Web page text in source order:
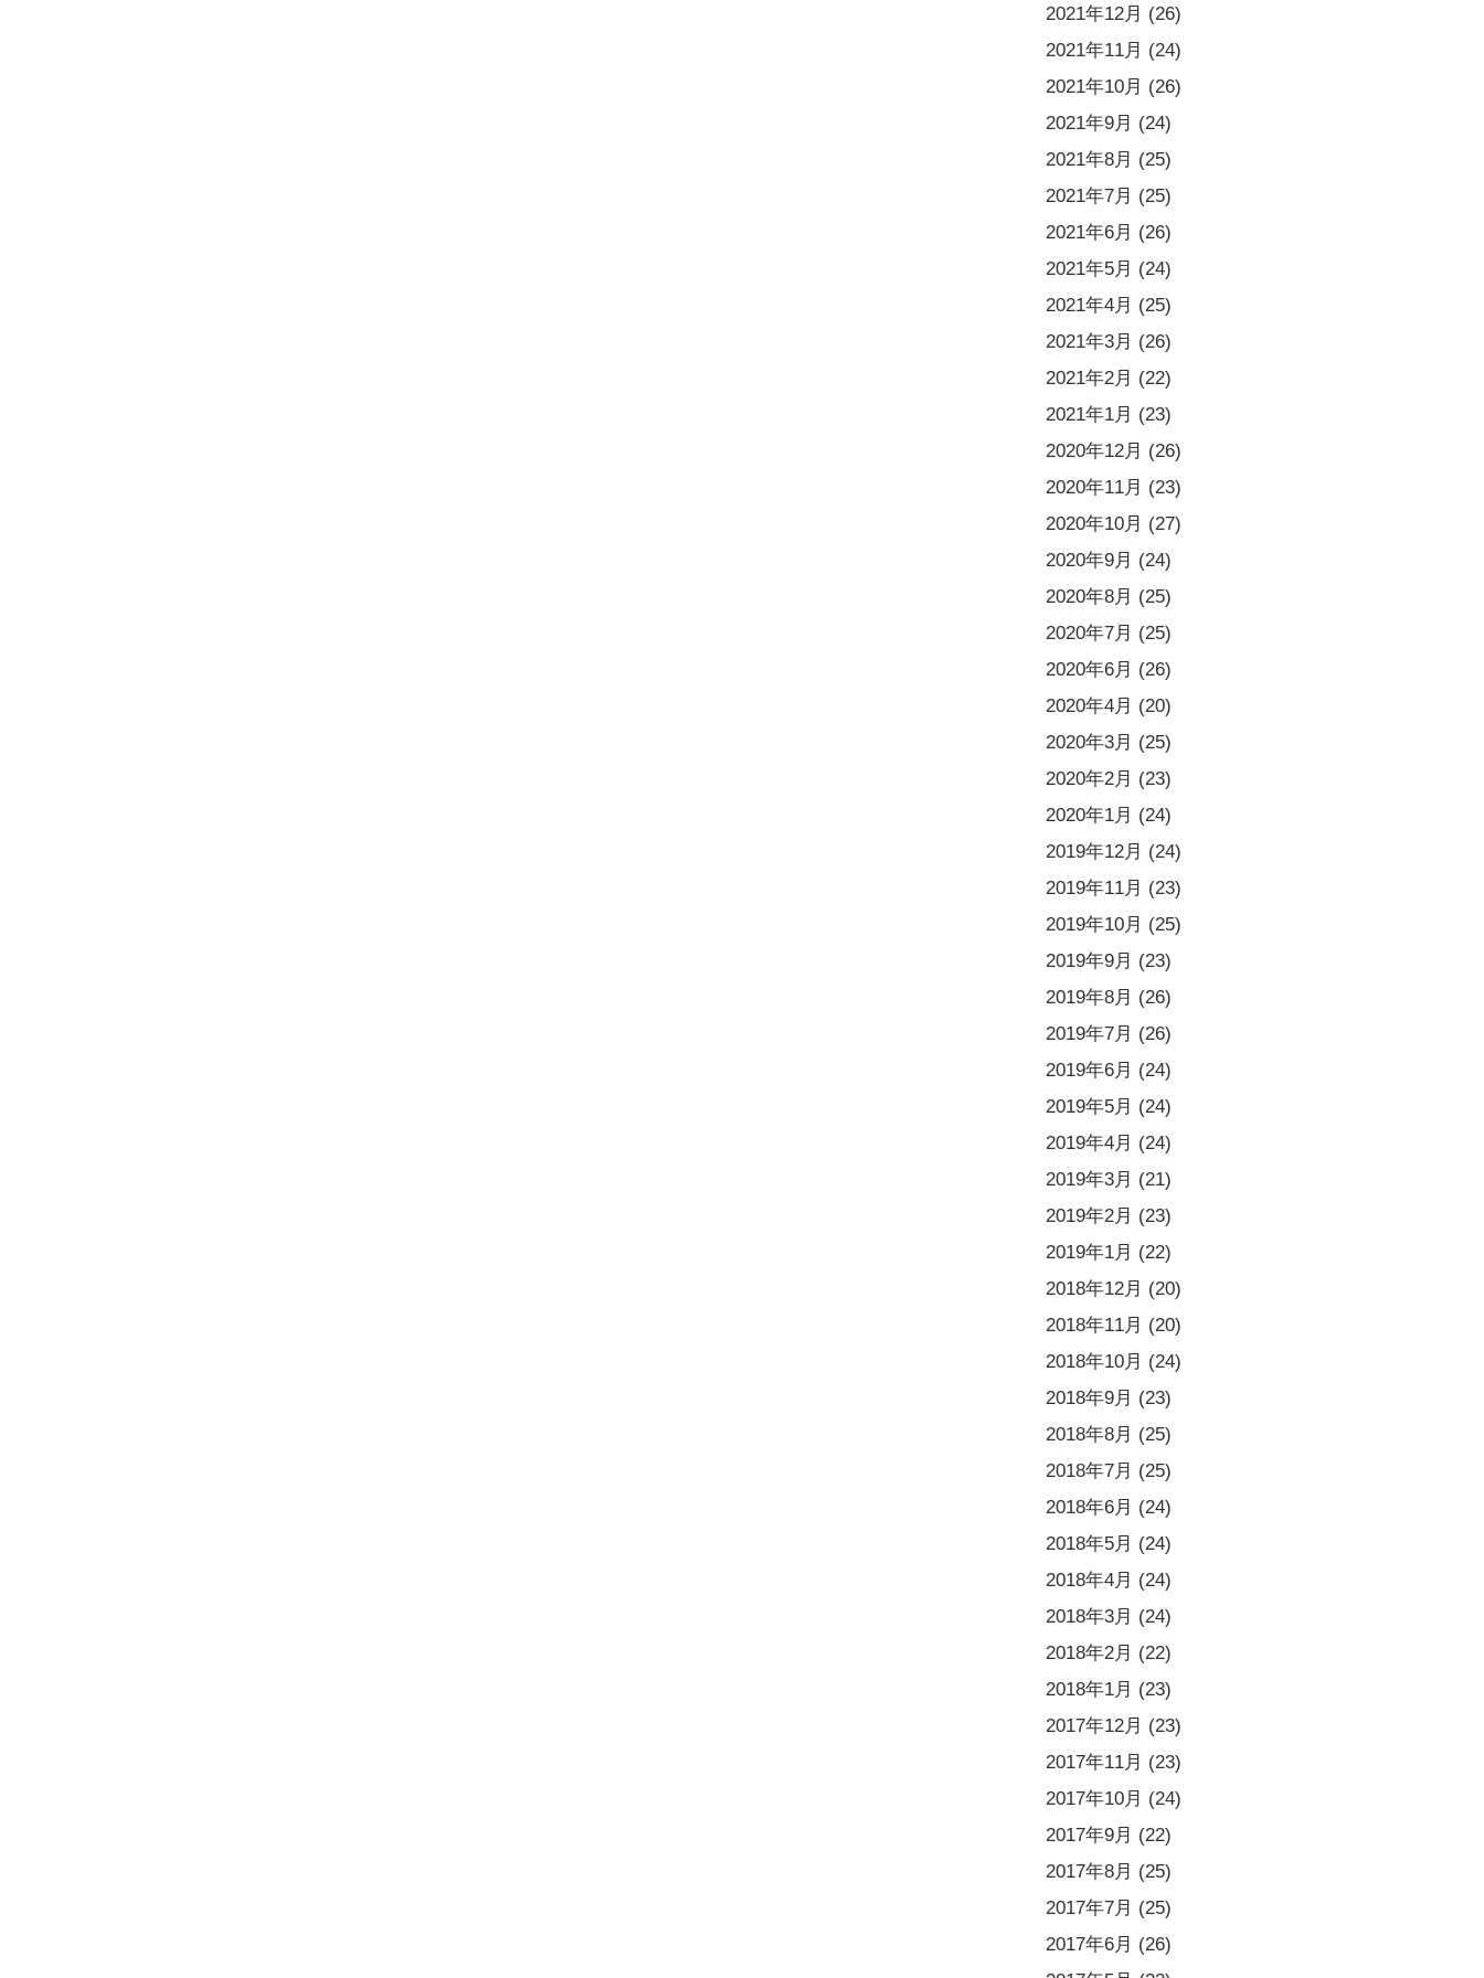
2021年12月 (26)
2021年11月 (24)
2021年10月 (26)
2021年9月 (24)
2021年8月 (25)
2021年7月 (25)
2021年6月 (26)
2021年5月 (24)
2021年4月 (25)
2021年3月 (26)
2021年2月 (22)
2021年1月 (23)
2020年12月 (26)
2020年11月 (23)
2020年10月 (27)
2020年9月 (24)
2020年8月 (25)
2020年7月 (25)
2020年6月 (26)
2020年4月 (20)
2020年3月 (25)
2020年2月 (23)
2020年1月 (24)
2019年12月 (24)
2019年11月 (23)
2019年10月 (25)
2019年9月 (23)
2019年8月 (26)
2019年7月 (26)
2019年6月 (24)
2019年5月 (24)
2019年4月 (24)
2019年3月 (21)
2019年2月 (23)
2019年1月 (22)
2018年12月 (20)
2018年11月 (20)
2018年10月 (24)
2018年9月 (23)
2018年8月 (25)
2018年7月 (25)
2018年6月 (24)
2018年5月 (24)
2018年4月 (24)
2018年3月 (24)
2018年2月 (22)
2018年1月 (23)
2017年12月 (23)
2017年11月 (23)
2017年10月 (24)
2017年9月 (22)
2017年8月 (25)
2017年7月 (25)
2017年6月 (26)